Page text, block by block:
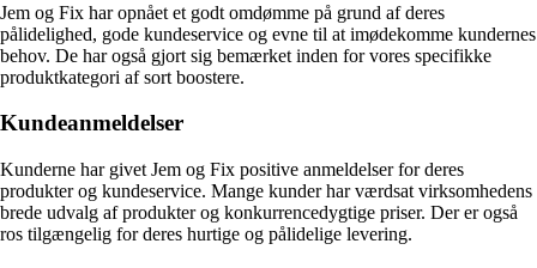
Jem og Fix har opnået et godt omdømme på grund af deres
pålidelighed, gode kundeservice og evne til at imødekomme kundernes
behov. De har også gjort sig bemærket inden for vores specifikke
produktkategori af sort boostere.
Kundeanmeldelser
Kunderne har givet Jem og Fix positive anmeldelser for deres
produkter og kundeservice. Mange kunder har værdsat virksomhedens
brede udvalg af produkter og konkurrencedygtige priser. Der er også
ros tilgængelig for deres hurtige og pålidelige levering.